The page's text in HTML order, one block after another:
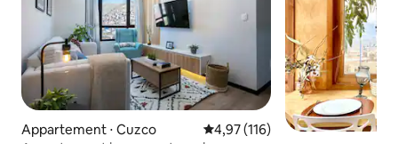
Appartement ⋅ Cuzco Évaluation moyenne sur la
4,97 (116)